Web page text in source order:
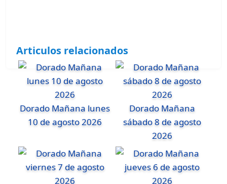
Articulos relacionados
Dorado Mañana lunes
10 de agosto 2026
Dorado Mañana
sábado 8 de agosto
2026